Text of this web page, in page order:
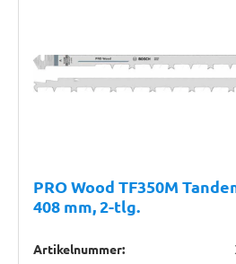
PRO Wood TF350M
408 mm, 2-tlg.
Artikelnummer: